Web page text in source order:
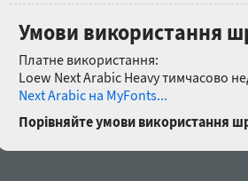
Умови використання
Платне використання:
Loew Next Arabic Heavy тимчасово
Next Arabic на MyFonts...
Порівняйте умови використання